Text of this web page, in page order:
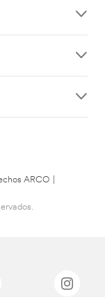
ARCO